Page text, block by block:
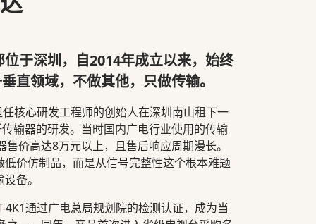
于深圳，自2014年成立以来，始终
直领域，不做其他，只做传输。
核心研发工程师的创始人在深圳南山租下一
输器的研发。当时国内广电行业使用的传输
价高达8万元以上，且售后响应周期漫长。
价仿制品，而是从信号完整性这个根本难题
备。
通过广电总局规划院的检测认证，成为当